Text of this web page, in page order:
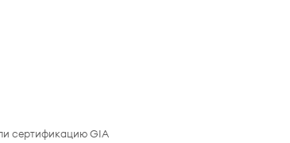
сертификацию GIA